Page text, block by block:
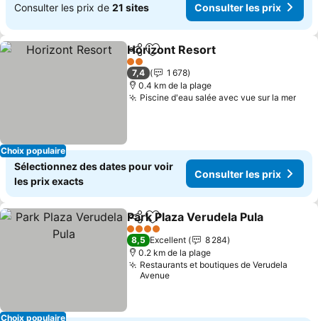
Consulter les prix de 21 sites Consulter les prix
Choix populaire
PartagerAjouter à mes favoris
Horizont Resort
2 Étoiles
7,4
1 678
0.4 km de la plage
Piscine d'eau salée avec vue sur la mer
Sélectionnez des dates pour voir
les prix exacts
Consulter les prix
Choix populaire
PartagerAjouter à mes favoris
Park Plaza Verudela Pula
4 Étoiles
8,5 Excellent
8 284
0.2 km de la plage
Restaurants et boutiques de Verudela
Avenue